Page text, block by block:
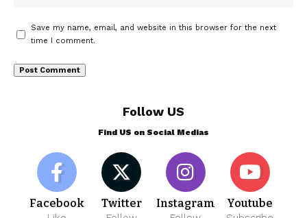
Save my name, email, and website in this browser for the next
time I comment.
Follow US
Find US on Social Medias
Facebook Twitter Instagram Youtube